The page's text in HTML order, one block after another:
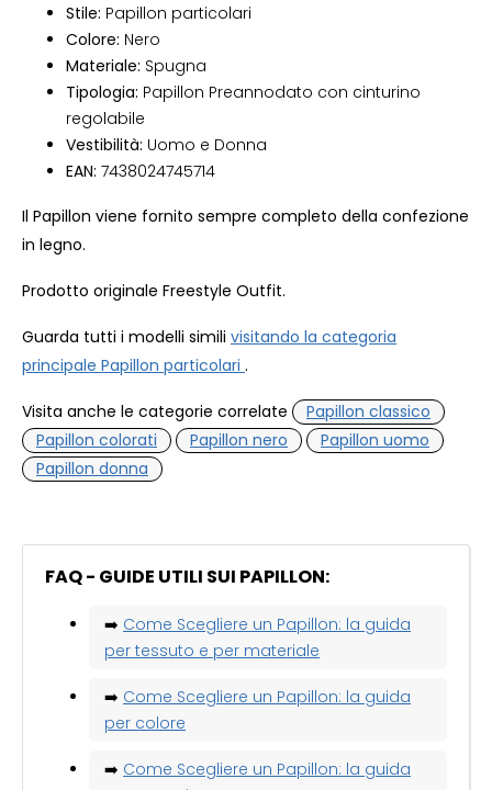
Stile: Papillon particolari
Colore: Nero
Materiale: Spugna
Tipologia: Papillon Preannodato con cinturino
regolabile
Vestibilità: Uomo e Donna
EAN: 7438024745714
Il Papillon viene fornito sempre completo della confezione
in legno.
Prodotto originale Freestyle Outfit.
Guarda tutti i modelli simili visitando la categoria
principale Papillon particolari .
Visita anche le categorie correlate
Papillon classico
Papillon colorati
Papillon nero
Papillon uomo
Papillon donna
FAQ - GUIDE UTILI SUI PAPILLON:
➡️ Come Scegliere un Papillon: la guida
per tessuto e per materiale
➡️ Come Scegliere un Papillon: la guida
per colore
➡️ Come Scegliere un Papillon: la guida